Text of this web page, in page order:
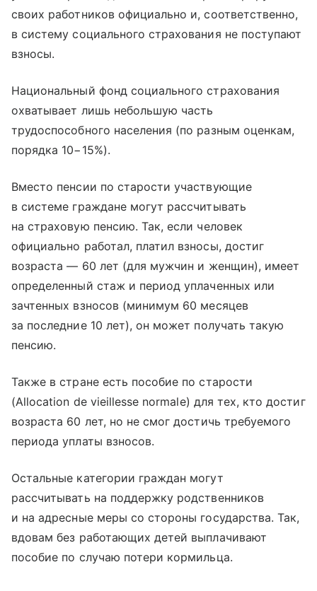
своих работников официально и, соответственно,
в систему социального страхования не поступают
взносы.
Национальный фонд социального страхования
охватывает лишь небольшую часть
трудоспособного населения (по разным оценкам,
порядка 10−15%).
Вместо пенсии по старости участвующие
в системе граждане могут рассчитывать
на страховую пенсию. Так, если человек
официально работал, платил взносы, достиг
возраста — 60 лет (для мужчин и женщин), имеет
определенный стаж и период уплаченных или
зачтенных взносов (минимум 60 месяцев
за последние 10 лет), он может получать такую
пенсию.
Также в стране есть пособие по старости
(Allocation de vieillesse normale) для тех, кто достиг
возраста 60 лет, но не смог достичь требуемого
периода уплаты взносов.
Остальные категории граждан могут
рассчитывать на поддержку родственников
и на адресные меры со стороны государства. Так,
вдовам без работающих детей выплачивают
пособие по случаю потери кормильца.